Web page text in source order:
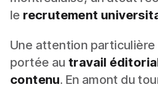
le recrutement
Une attention particulière
portée au travail
contenu. En amont du